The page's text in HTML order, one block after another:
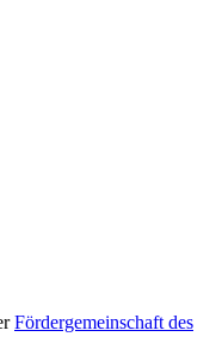
Fördergemeinschaft des